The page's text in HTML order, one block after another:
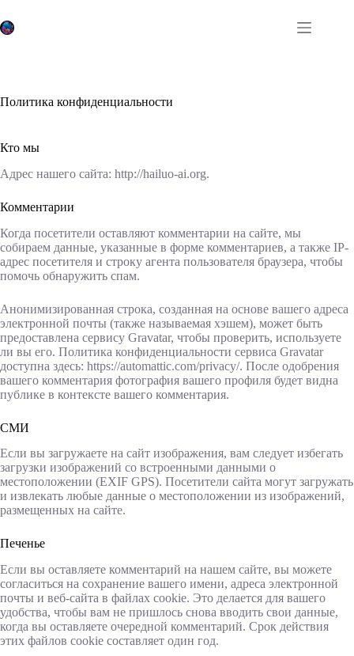
к
содержанию
Политика конфиденциальности
Кто мы
Адрес нашего сайта: http://hailuo-ai.org.
Комментарии
Когда посетители оставляют комментарии на сайте, мы
собираем данные, указанные в форме комментариев, а также IP-
адрес посетителя и строку агента пользователя браузера, чтобы
помочь обнаружить спам.
Анонимизированная строка, созданная на основе вашего адреса
электронной почты (также называемая хэшем), может быть
предоставлена сервису Gravatar, чтобы проверить, используете
ли вы его. Политика конфиденциальности сервиса Gravatar
доступна здесь: https://automattic.com/privacy/. После одобрения
вашего комментария фотография вашего профиля будет видна
публике в контексте вашего комментария.
СМИ
Если вы загружаете на сайт изображения, вам следует избегать
загрузки изображений со встроенными данными о
местоположении (EXIF GPS). Посетители сайта могут загружать
и извлекать любые данные о местоположении из изображений,
размещенных на сайте.
Печенье
Если вы оставляете комментарий на нашем сайте, вы можете
согласиться на сохранение вашего имени, адреса электронной
почты и веб-сайта в файлах cookie. Это делается для вашего
удобства, чтобы вам не пришлось снова вводить свои данные,
когда вы оставляете очередной комментарий. Срок действия
этих файлов cookie составляет один год.